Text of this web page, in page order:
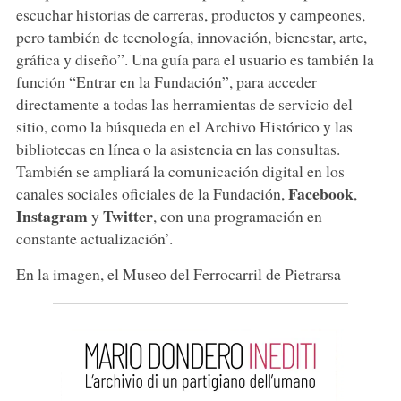
escuchar historias de carreras, productos y campeones,
pero también de tecnología, innovación, bienestar, arte,
gráfica y diseño”. Una guía para el usuario es también la
función “Entrar en la Fundación”, para acceder
directamente a todas las herramientas de servicio del
sitio, como la búsqueda en el Archivo Histórico y las
bibliotecas en línea o la asistencia en las consultas.
También se ampliará la comunicación digital en los
canales sociales oficiales de la Fundación, Facebook,
Instagramy Twitter, con una programación en
constante actualización’.
En la imagen, el Museo del Ferrocarril de Pietrarsa